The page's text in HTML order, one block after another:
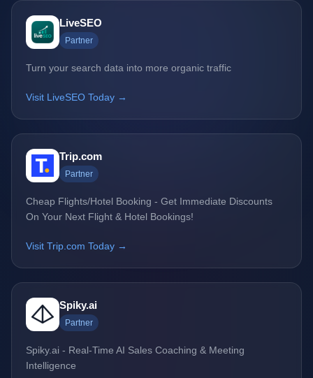
LiveSEO
Partner
Turn your search data into more organic traffic
Visit LiveSEO Today →
Trip.com
Partner
Cheap Flights/Hotel Booking - Get Immediate Discounts
On Your Next Flight & Hotel Bookings!
Visit Trip.com Today →
Spiky.ai
Partner
Spiky.ai - Real-Time AI Sales Coaching & Meeting
Intelligence